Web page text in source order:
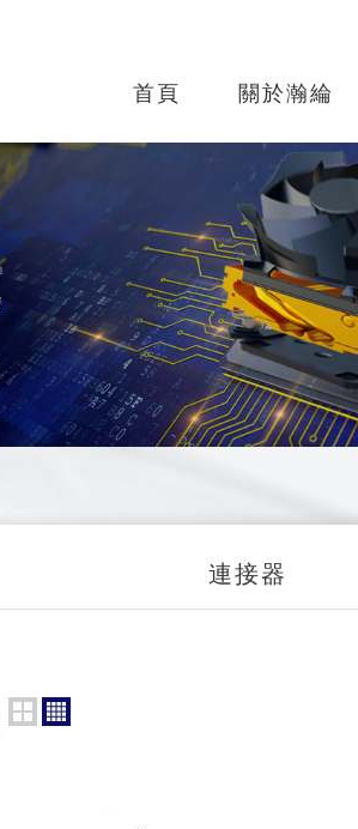
首頁 關於瀚綸
連接器